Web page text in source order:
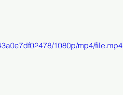
1080p/mp4/file.mp4